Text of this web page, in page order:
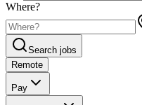
Where?
Search jobs
Remote
Pay